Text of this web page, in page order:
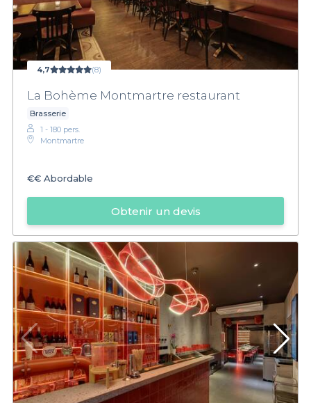
4,7 (8)
La Bohème Montmartre restaurant
Brasserie
1 - 180 pers.
Montmartre
€€ Abordable
Obtenir un devis